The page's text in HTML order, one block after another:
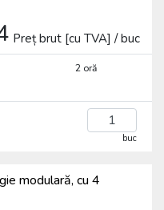
Preț brut [cu TVA] / buc
2 oră
buc
modulară, cu 4